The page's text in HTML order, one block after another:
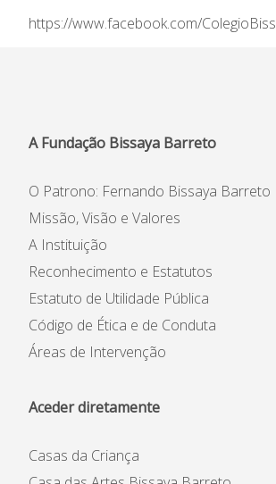
https://www.facebook.com/
A Fundação Bissaya Barreto
O Patrono: Fernando Bissaya Barreto
Missão, Visão e Valores
A Instituição
Reconhecimento e Estatutos
Estatuto de Utilidade Pública
Código de Ética e de Conduta
Áreas de Intervenção
Aceder diretamente
Casas da Criança